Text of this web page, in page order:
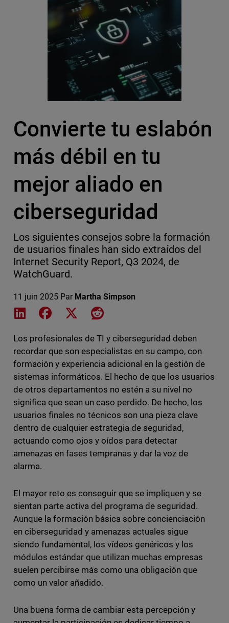
Convierte tu eslabón
más débil en tu
mejor aliado en
ciberseguridad
Los siguientes consejos sobre la formación
de usuarios finales han sido extraídos del
Internet Security Report, Q3 2024, de
WatchGuard.
11 juin 2025 Par Martha Simpson
Share on LinkedIn
Share on Facebook
Share on XShare on Reddit
Los profesionales de TI y ciberseguridad deben
recordar que son especialistas en su campo, con
formación y experiencia adicional en la gestión de
sistemas informáticos. El hecho de que los usuarios
de otros departamentos no estén a su nivel no
significa que sean un caso perdido. De hecho, los
usuarios finales no técnicos son una pieza clave
dentro de cualquier estrategia de seguridad,
actuando como ojos y oídos para detectar
amenazas en fases tempranas y dar la voz de
alarma.
El mayor reto es conseguir que se impliquen y se
sientan parte activa del programa de seguridad.
Aunque la formación básica sobre concienciación
en ciberseguridad y amenazas actuales sigue
siendo fundamental, los vídeos genéricos y los
módulos estándar que utilizan muchas empresas
suelen percibirse más como una obligación que
como un valor añadido.
Una buena forma de cambiar esta percepción y